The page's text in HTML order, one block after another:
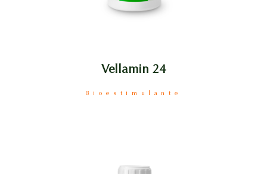
Vellamin 24
Bioestimulante